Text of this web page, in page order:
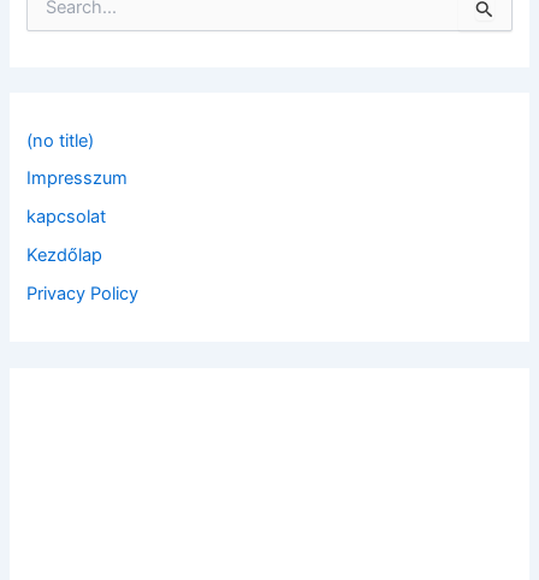
f
r
:
(no title)
Impresszum
kapcsolat
Kezdőlap
Privacy Policy